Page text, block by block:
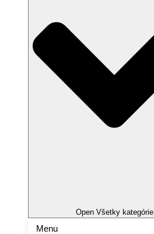
Open Všetky kategórie
Menu